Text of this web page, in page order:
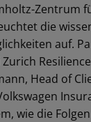
Zentrum
die
auf.
Head of
wie die